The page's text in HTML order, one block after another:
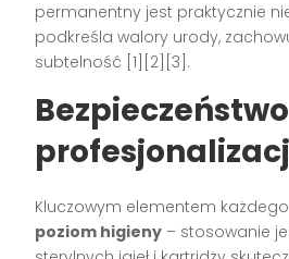
permanentny jest praktycznie
podkreśla walory urody,
subtelność [1][2][3] .
Kluczowym elementem
poziom higieny – stosowanie